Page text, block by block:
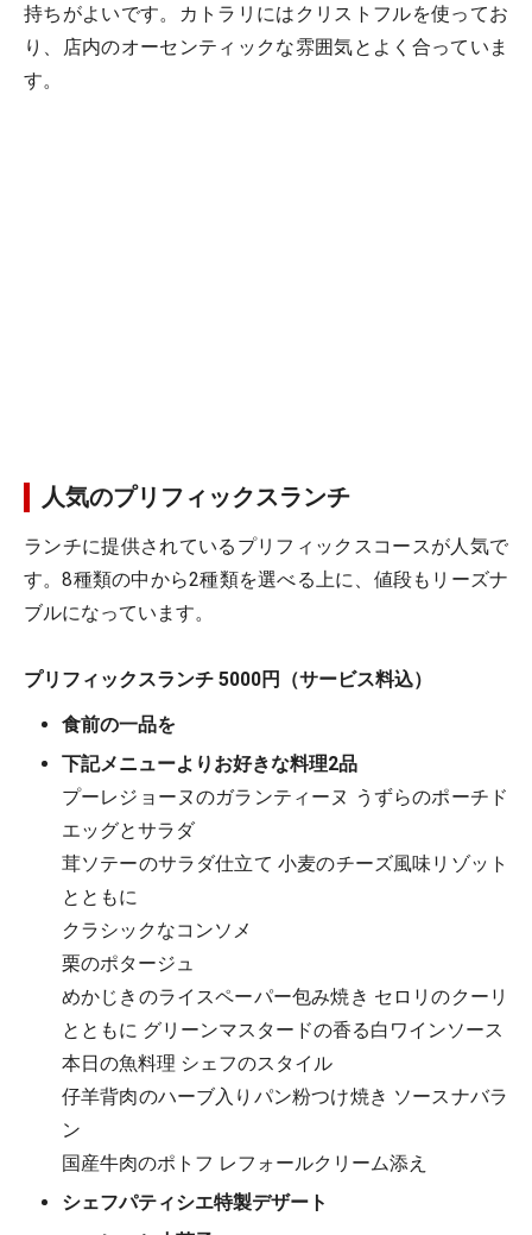
持ちがよいです。カトラリにはクリストフルを使ってお
り、店内のオーセンティックな雰囲気とよく合っていま
す。
人気のプリフィックスランチ
ランチに提供されているプリフィックスコースが人気で
す。8種類の中から2種類を選べる上に、値段もリーズナ
ブルになっています。
プリフィックスランチ 5000円（サービス料込）
食前の一品を
下記メニューよりお好きな料理2品
プーレジョーヌのガランティーヌ うずらのポーチド
エッグとサラダ
茸ソテーのサラダ仕立て 小麦のチーズ風味リゾット
とともに
クラシックなコンソメ
栗のポタージュ
めかじきのライスペーパー包み焼き セロリのクーリ
とともに グリーンマスタードの香る白ワインソース
本日の魚料理 シェフのスタイル
仔羊背肉のハーブ入りパン粉つけ焼き ソースナバラ
ン
国産牛肉のポトフ レフォールクリーム添え
シェフパティシエ特製デザート